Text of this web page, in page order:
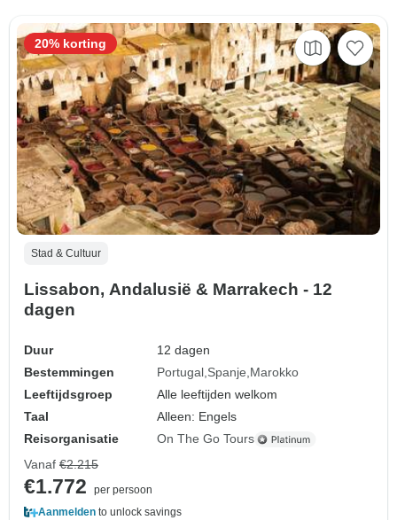
Stad & Cultuur
Lissabon, Andalusië & Marrakech - 12
dagen
Duur
12 dagen
Bestemmingen
Portugal Spanje Marokko
Leeftijdsgroep
Alle leeftijden welkom
Taal
Alleen: Engels
Reisorganisatie
On The Go Tours
20% korting
Vanaf €2.215
€1.772
per persoon
Aanmelden to unlock savings